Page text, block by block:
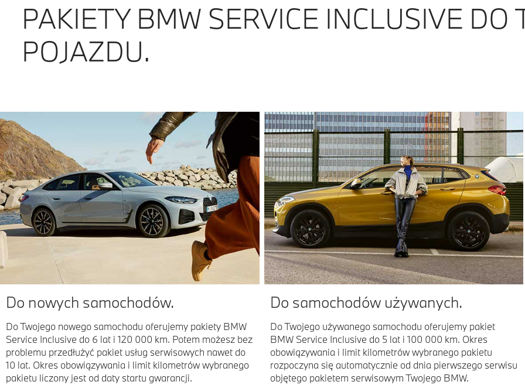
PAKIETY BMW SERVICE INCLUSIVE DO
POJAZDU.
Do nowych samochodów.
Do Twojego nowego samochodu oferujemy pakiety BMW
Service Inclusive do 6 lat i 120 000 km. Potem możesz bez
problemu przedłużyć pakiet usług serwisowych nawet do
10 lat. Okres obowiązywania i limit kilometrów wybranego
pakietu liczony jest od daty startu gwarancji.
Do samochodów używanych.
Do Twojego używanego samochodu oferujemy pakiet
BMW Service Inclusive do 5 lat i 100 000 km. Okres
obowiązywania i limit kilometrów wybranego pakietu
rozpoczyna się automatycznie od dnia pierwszego serwisu
objętego pakietem serwisowym Twojego BMW.